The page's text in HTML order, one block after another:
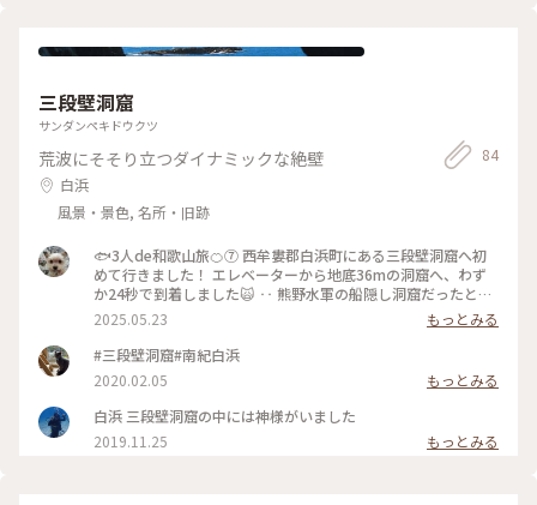
三段壁洞窟
サンダンペキドウクツ
荒波にそそり立つダイナミックな絶壁
白浜
風景・景色, 名所・旧跡
84
🐟3人de和歌山旅🍊⑦ 西牟婁郡白浜町にある三段壁洞窟へ初
めて行きました！ エレベーターから地底36mの洞窟へ、わず
か24秒で到着しました🙀 ‥ 熊野水軍の船隠し洞窟だったと伝
えられているそうで、三段壁洞窟内から見る波しぶきは迫力満
点‼️ （時間差があるので諦めないで粘る必要あり🤗） 1枚目の
パンダの所は記念撮影の場所、有料で購入可能です。 📸「三段
壁ィー」ﾊﾟﾁﾘ‼︎とカメラマンさんが毎回おっしゃっていて心の
中でお疲れさまですと思っていました。 母の部屋に飾っても
らうため、記念に購入しました😊 QRコードが付いていて画像
をダウンロード出来ます！ ‥ Web引用 サドンロックは、日本
の段壁にある岩。2018年の平成30年台風第21号の日本列島直
2025.05.23
もっとみる
#三段壁洞窟#南紀白浜
2020.02.05
もっとみる
白浜 三段壁洞窟の中には神様がいました
2019.11.25
もっとみる